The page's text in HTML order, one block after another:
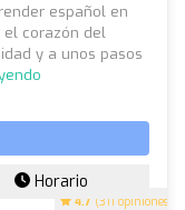
4.7 (311 opiniones)
español en
el corazón del
y a unos pasos
Horario